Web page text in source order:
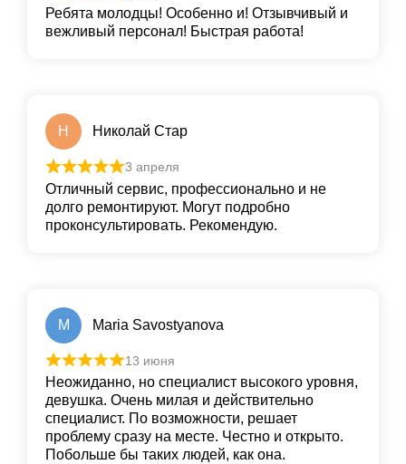
Ребята молодцы! Особенно и! Отзывчивый и
вежливый персонал! Быстрая работа!
Н Николай Стар
3 апреля
Отличный сервис, профессионально и не
долго ремонтируют. Могут подробно
проконсультировать. Рекомендую.
M Maria Savostyanova
13 июня
Неожиданно, но специалист высокого уровня,
девушка. Очень милая и действительно
специалист. По возможности, решает
проблему сразу на месте. Честно и открыто.
Побольше бы таких людей, как она.